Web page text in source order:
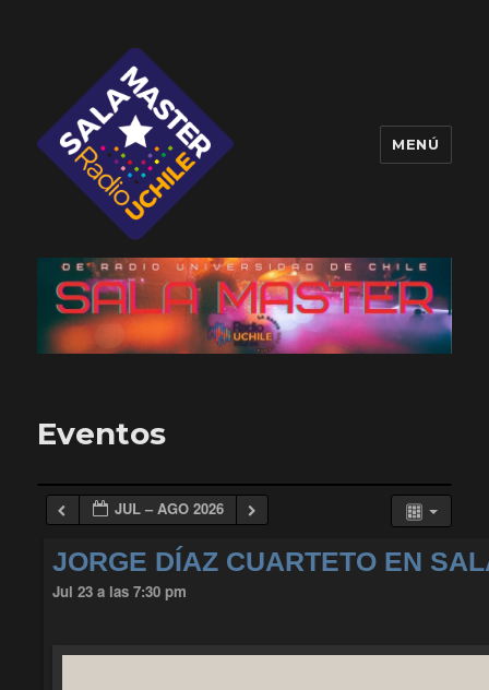
Sala Master
MENÚ
Eventos
JUL – AGO 2026
JORGE DÍAZ CUARTETO EN
Jul 23 a las 7:30 pm